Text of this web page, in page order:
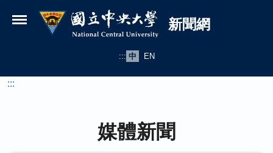
國立中央大學新聞網
新聞網
::: 中 EN
:::
媒體新聞